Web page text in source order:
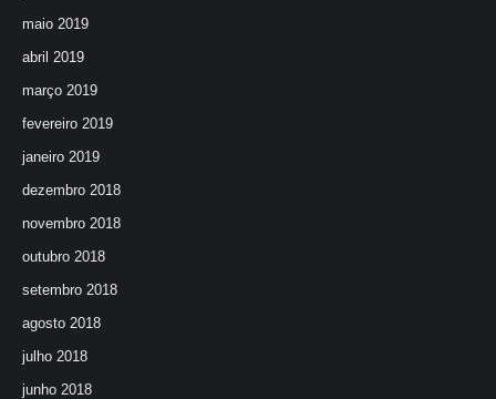
maio 2019
abril 2019
março 2019
fevereiro 2019
janeiro 2019
dezembro 2018
novembro 2018
outubro 2018
setembro 2018
agosto 2018
julho 2018
junho 2018